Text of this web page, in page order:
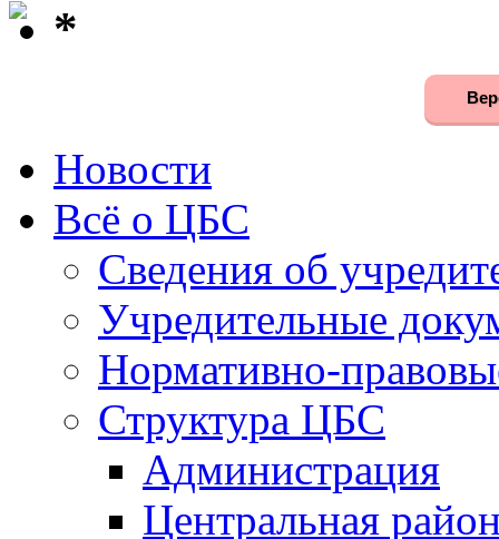
*
Новости
Всё о ЦБС
Сведения об
Учредительные
Нормативно-
Структура ЦБС
Администрация
Центральная